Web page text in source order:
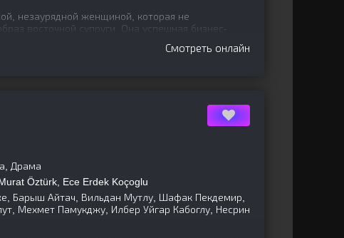
незаурядной женщиной, которая не
восточной супруги. Она успешная бизнес-
дочь. Однако ее дядя,
Смотреть онлайн
Драма
Öztürk, Ece Erdek Koçoglu
Барыш Айтач, Вильдан Мутлу, Шафак Пекдемир,
Мехмет Памукджу, Илбер Уйгар Кабоглу, Несрин